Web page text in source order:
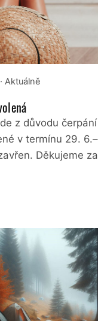
· Aktuálně
z důvodu čerpání
v termínu 29. 6.–
Děkujeme za